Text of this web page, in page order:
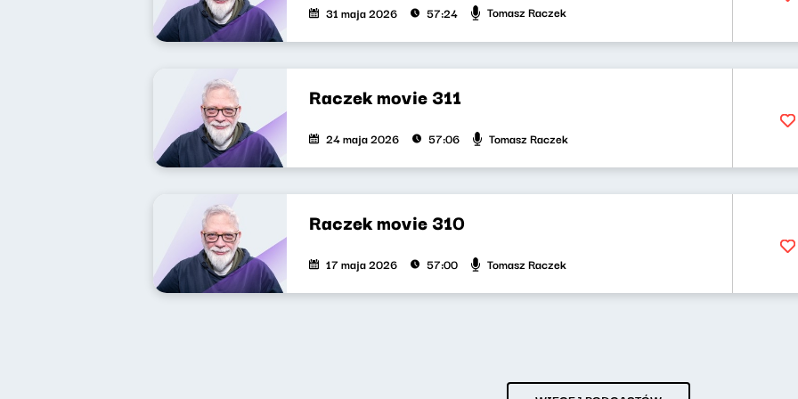
31 maja 2026 57:24 Tomasz Raczek
Raczek movie 311
24 maja 2026 57:06 Tomasz Raczek
Raczek movie 310
17 maja 2026 57:00 Tomasz Raczek